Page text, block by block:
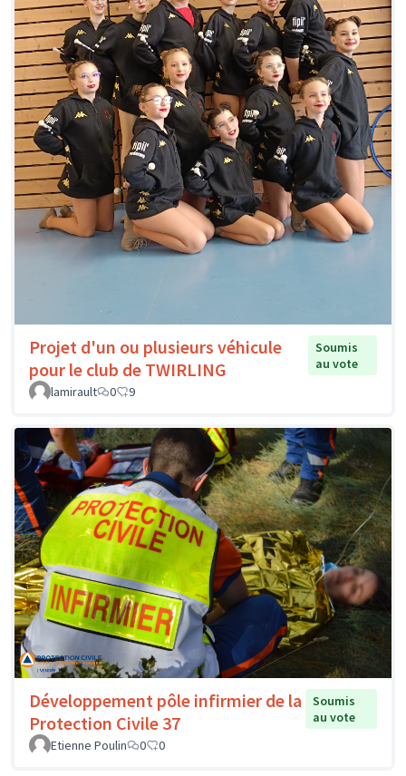
Projet d'un ou plusieurs véhicule
pour le club de TWIRLING
Soumis
au vote
lamirault
0 9
Développement pôle infirmier de la
Protection Civile 37
Soumis
au vote
Etienne Poulin
0 0